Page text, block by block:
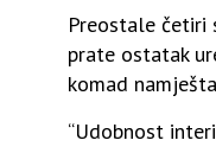
Preostale četiri
prate ostatak
komad
“Udobnost